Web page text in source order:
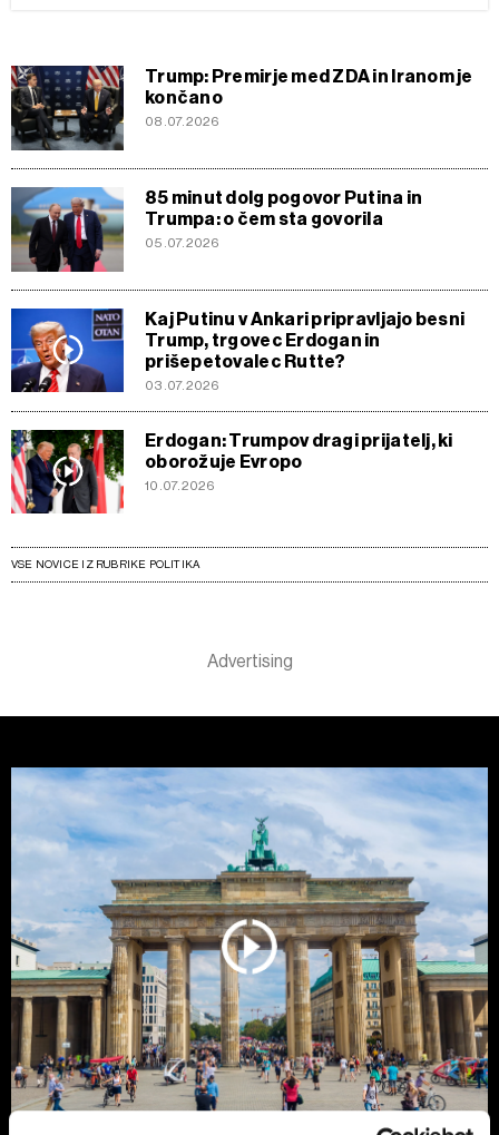
Trump: Premirje med ZDA in Iranom je
končano
08.07.2026
85 minut dolg pogovor Putina in
Trumpa: o čem sta govorila
05.07.2026
Kaj Putinu v Ankari pripravljajo besni
Trump, trgovec Erdogan in
prišepetovalec Rutte?
03.07.2026
Erdogan: Trumpov dragi prijatelj, ki
oborožuje Evropo
10.07.2026
VSE NOVICE IZ RUBRIKE POLITIKA